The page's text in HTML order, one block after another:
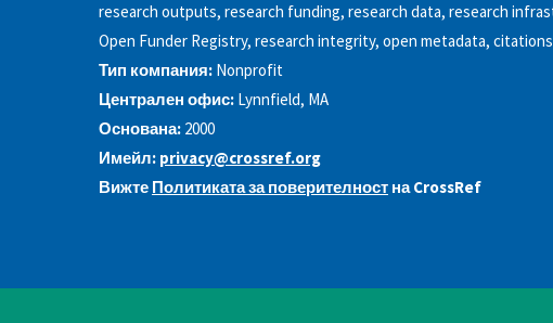
research outputs, research funding, research data, research
Open Funder Registry, research integrity, open metadata,
Тип компания: Nonprofit
Централен офис: Lynnfield, MA
Основана: 2000
Имейл: privacy@crossref.org
Вижте Политиката за поверителност на CrossRef